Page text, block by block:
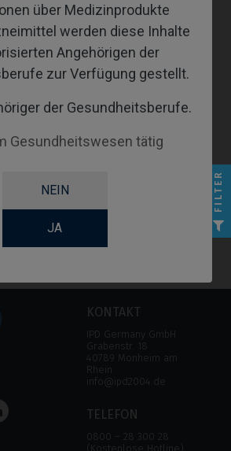
über Medizinprodukte
werden diese Inhalte
Angehörigen der
zur Verfügung gestellt.
der Gesundheitsberufe.
Gesundheitswesen tätig
NEIN
JA
KONTAKT
IPD Germany GmbH
Grabenstr. 18
40789 Monheim am
Rhein
info@ipd2004.de
TELEFON
0800 – 28 300 28
(Kostenlose Hotline)
FILTER